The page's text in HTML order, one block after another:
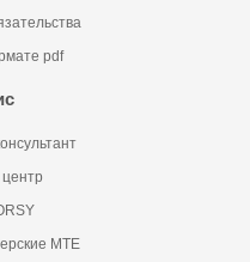
pdf
MTE